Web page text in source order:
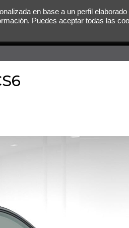
en base a un perfil elaborado
Puedes aceptar todas las